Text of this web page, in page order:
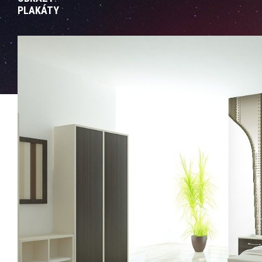
PLAKÁTY